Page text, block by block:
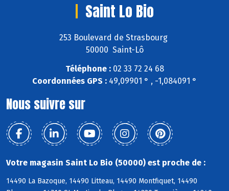
Saint Lo Bio
253 Boulevard de Strasbourg
50000 Saint-Lô
Téléphone :02 33 72 24 68
Coordonnées GPS : 49,09901 ° , -1,084091 °
Nous suivre sur
Votre magasin Saint Lo Bio (50000) est proche de :
14490 La Bazoque, 14490 Litteau, 14490 Montfiquet, 14490